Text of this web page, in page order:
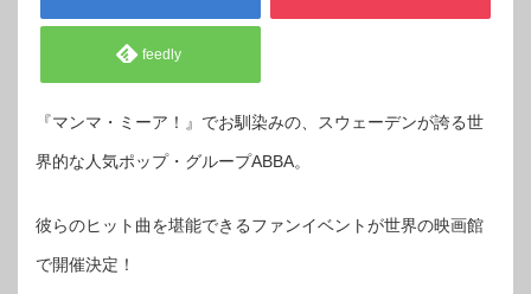
feedly
『マンマ・ミーア！』でお馴染みの、スウェーデンが誇る世
界的な人気ポップ・グループABBA。
彼らのヒット曲を堪能できるファンイベントが世界の映画館
で開催決定！